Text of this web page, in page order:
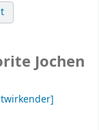
Jochen